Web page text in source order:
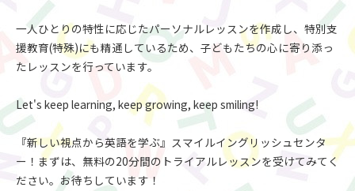
一人ひとりの特性に応じたパーソナルレッスンを作成し、特別支
援教育(特殊)にも精通しているため、子どもたちの心に寄り添っ
たレッスンを行っています。
Let's keep learning, keep growing, keep smiling!
『新しい視点から英語を学ぶ』スマイルイングリッシュセンタ
ー！まずは、無料の20分間のトライアルレッスンを受けてみてく
ださい。お待ちしています！